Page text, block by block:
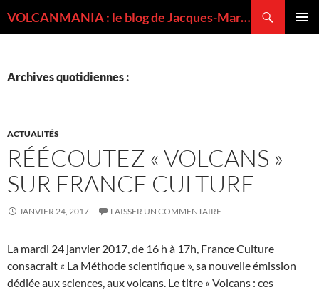
VOLCANMANIA : le blog de Jacques-Marie BARDINTZEFF, volcanologue
Archives quotidiennes :
ACTUALITÉS
RÉÉCOUTEZ « VOLCANS »
SUR FRANCE CULTURE
JANVIER 24, 2017 LAISSER UN COMMENTAIRE
La mardi 24 janvier 2017, de 16 h à 17h, France Culture
consacrait « La Méthode scientifique », sa nouvelle émission
dédiée aux sciences, aux volcans. Le titre « Volcans : ces